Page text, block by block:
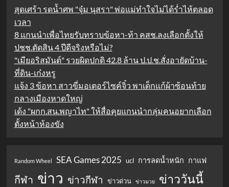
สุดเศร้า รดน้ำศพ "จุ๋ม นุสรา" พ่อแม่ทำใจไม่ได้ร่ำไห้ตลอด
เวลา
8 แกนนำเพื่อไทยรับทราบข้อหา-ท้า คสช.ลงเลือกตั้งให้
ปชช.ตัดสิน 4 ปีดีจริงหรือไม่?
"เมียอริสมันต์" รวยผิดปกติ 42.8 ล้าน ป.ป.ช.สั่งอายัดบ้าน-
ที่ดิน-เก๋งหรู
แจ้ง 3 ข้อหา สาวขี่มอเตอร์ไซค์จิ๋ว พาเด็กแก้ผ้าซ้อนท้าย
กลางเมืองหาดใหญ่
เด้ง "ผกก.สน.พญาไท" ให้สื่อคุยแกนนำกลุ่มคนอยากเลือก
ตั้งหน้าห้องขัง
Random Wheel SEA Games 2025 ucl การลดน้ำหนัก กาแฟ
กีฬา ข่าว ข่าวกีฬา ข่าวด่วน ข่าวมวย ข่าววันนี้